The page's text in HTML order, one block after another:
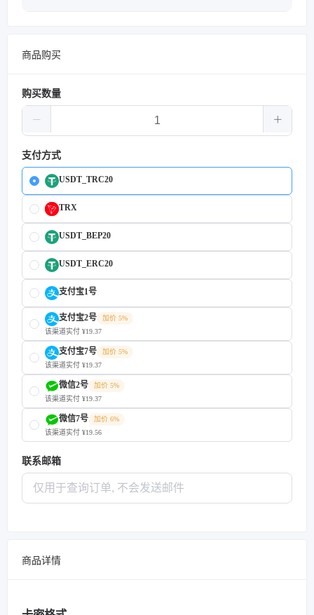
商品购买
购买数量
支付方式
USDT_TRC20
TRX
USDT_BEP20
USDT_ERC20
支付宝1号
支付宝2号
加价 5%
该渠道实付 ¥19.37
支付宝7号
加价 5%
该渠道实付 ¥19.37
微信2号
加价 5%
该渠道实付 ¥19.37
微信7号
加价 6%
该渠道实付 ¥19.56
联系邮箱
商品详情